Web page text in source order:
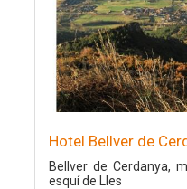
Hotel Bellver de
Bellver de Cerdanya,
esquí de Lles